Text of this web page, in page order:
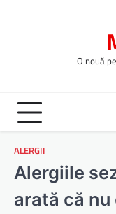
O nouă
ALERGII
Alergiile
arată că nu